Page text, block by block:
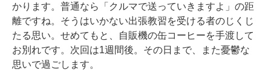
かります。普通なら「クルマで送っていきますよ」の距
離ですね。そうはいかない出張教習を受ける者のじくじ
たる思い。せめてもと、自販機の缶コーヒーを手渡して
お別れです。次回は1週間後。その日まで、また憂鬱な
思いで過ごします。